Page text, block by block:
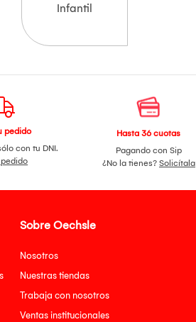
Infantil
pedido
con tu DNI.
Hasta 36 cuotas
Pagando con Sip
¿No la tienes? Solicítala
Sobre Oechsle
Nosotros
Nuestras tiendas
Trabaja con nosotros
Ventas institucionales